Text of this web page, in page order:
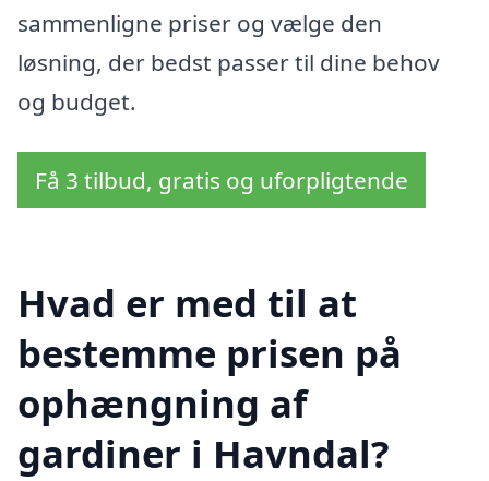
sammenligne priser og vælge den
løsning, der bedst passer til dine behov
og budget.
Få 3 tilbud, gratis og uforpligtende
Hvad er med til at
bestemme prisen på
ophængning af
gardiner i Havndal?